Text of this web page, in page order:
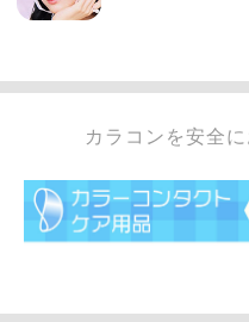
カラコンを安全